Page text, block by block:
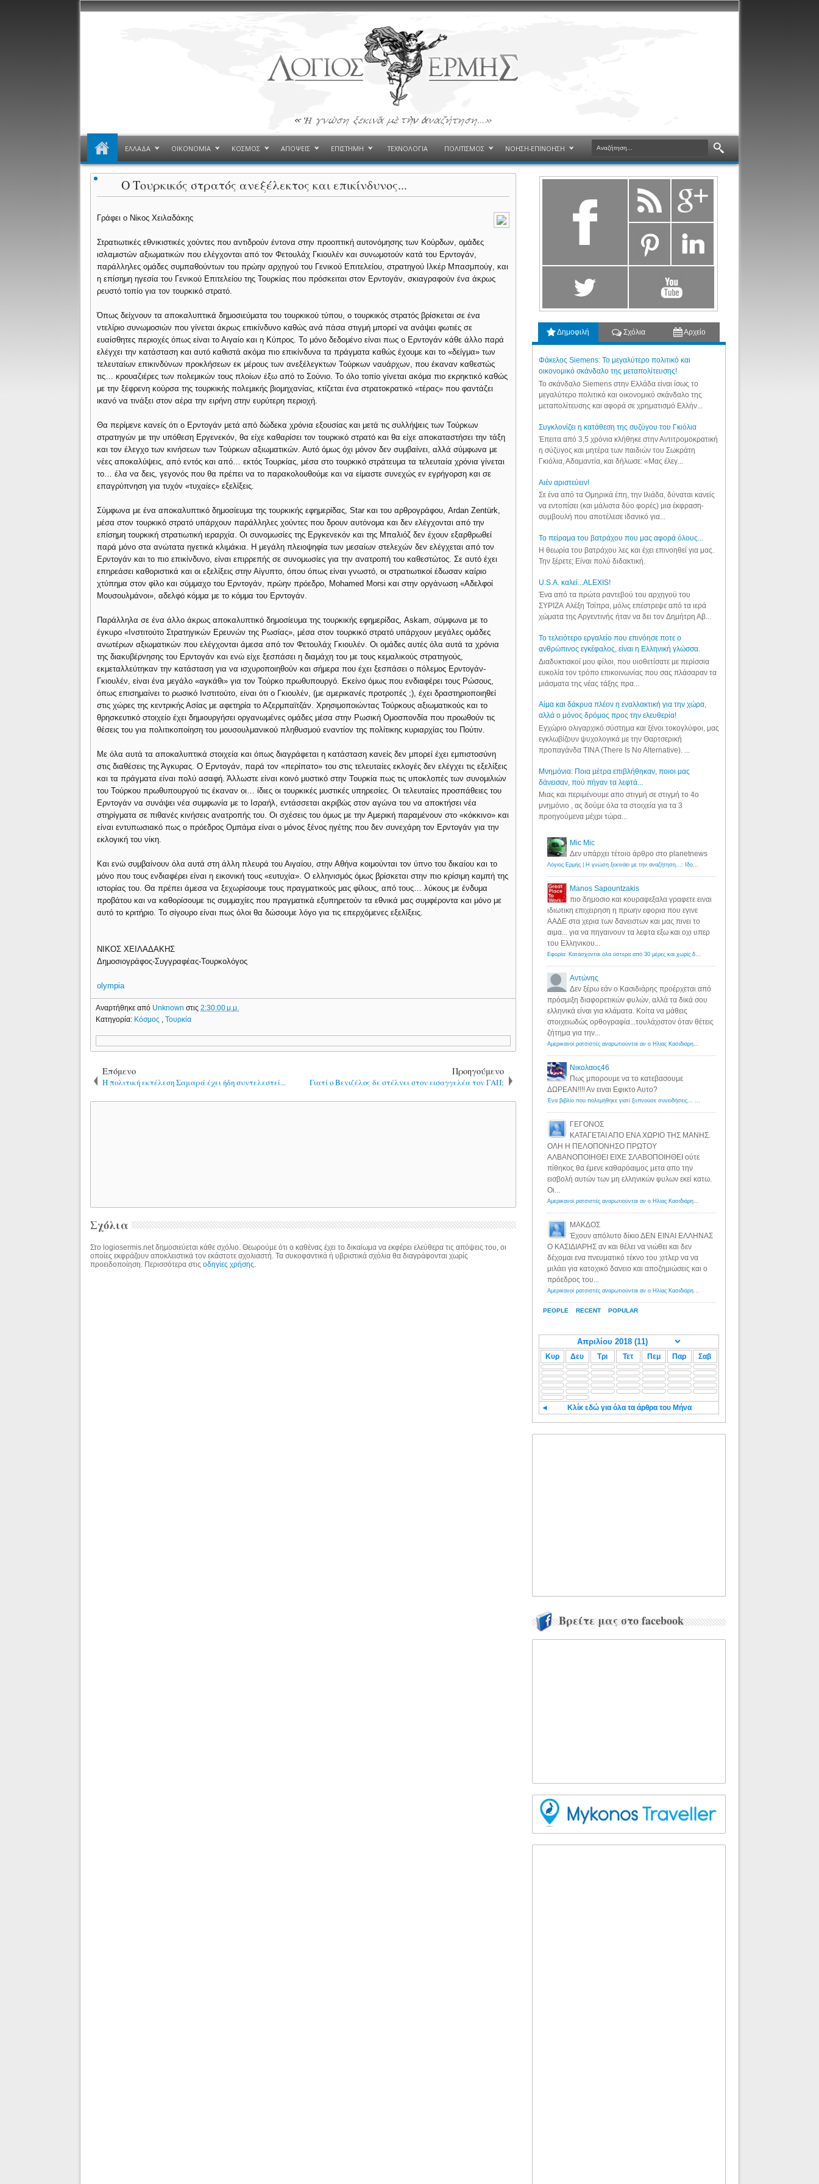
ΕΛΛΑΔΑ ΟΙΚΟΝΟΜΙΑ ΚΟΣΜΟΣ ΑΠΟΨΕΙΣ ΕΠΙΣΤΗΜΗ ΤΕΧΝΟΛΟΓΙΑ ΠΟΛΙΤΙΣΜΟΣ ΝΟΗΣΗ-ΕΠΙΝΟΗΣΗ
Ο Τουρκικός στρατός ανεξέλεκτος και επικίνδυνος...
Γράφει ο Νίκος Χειλαδάκης
Στρατιωτικές εθνικιστικές χούντες που αντιδρούν έντονα στην προοπτική αυτονόμησης των Κούρδων, ομάδες
ισλαμιστών αξιωματικών που ελέγχονται από τον Φετουλάχ Γκιουλέν και συνωμοτούν κατά του Ερντογάν,
παράλληλες ομάδες συμπαθούντων του πρώην αρχηγού του Γενικού Επιτελείου, στρατηγού Ιλκέρ Μπασμπούγ, και
η επίσημη ηγεσία του Γενικού Επιτελείου της Τουρκίας που πρόσκειται στον Ερντογάν, σκιαγραφούν ένα άκρως
ρευστό τοπίο για τον τουρκικό στρατό.
Όπως δείχνουν τα αποκαλυπτικά δημοσιεύματα του τουρκικού τύπου, ο τουρκικός στρατός βρίσκεται σε ένα
ντελίριο συνωμοσιών που γίνεται άκρως επικίνδυνο καθώς ανά πάσα στιγμή μπορεί να ανάψει φωτιές σε
ευαίσθητες περιοχές όπως είναι το Αιγαίο και η Κύπρος. Το μόνο δεδομένο είναι πως ο Ερντογάν κάθε άλλο παρά
ελέγχει την κατάσταση και αυτό καθιστά ακόμα πιο επικίνδυνα τα πράγματα καθώς έχουμε και το «δείγμα» των
τελευταίων επικινδύνων προκλήσεων εκ μέρους των ανεξέλεγκτων Τούρκων ναυάρχων, που έκαναν καθεστώς
τις… κρουαζιέρες των πολεμικών τους πλοίων έξω από το Σούνιο. Το όλο τοπίο γίνεται ακόμα πιο εκρηκτικό καθώς
με την ξέφρενη κούρσα της τουρκικής πολεμικής βιομηχανίας, κτίζεται ένα στρατοκρατικό «τέρας» που φαντάζει
ικανό να τινάξει στον αέρα την ειρήνη στην ευρύτερη περιοχή.
Θα περίμενε κανείς ότι ο Ερντογάν μετά από δώδεκα χρόνια εξουσίας και μετά τις συλλήψεις των Τούρκων
στρατηγών με την υπόθεση Εργενεκόν, θα είχε καθαρίσει τον τουρκικό στρατό και θα είχε αποκαταστήσει την τάξη
και τον έλεγχο των κινήσεων των Τούρκων αξιωματικών. Αυτό όμως όχι μόνον δεν συμβαίνει, αλλά σύμφωνα με
νέες αποκαλύψεις, από εντός και από… εκτός Τουρκίας, μέσα στο τουρκικό στράτευμα τα τελευταία χρόνια γίνεται
το… έλα να δεις, γεγονός που θα πρέπει να το παρακολουθούμε και να είμαστε συνεχώς εν εγρήγορση και σε
επαγρύπνηση για τυχόν «τυχαίες» εξελίξεις.
Σύμφωνα με ένα αποκαλυπτικό δημοσίευμα της τουρκικής εφημερίδας, Star και του αρθρογράφου, Ardan Zentürk,
μέσα στον τουρκικό στρατό υπάρχουν παράλληλες χούντες που δρουν αυτόνομα και δεν ελέγχονται από την
επίσημη τουρκική στρατιωτική ιεραρχία. Οι συνομωσίες της Εργκενεκόν και της Μπαλιόζ δεν έχουν εξαρθρωθεί
παρά μόνο στα ανώτατα ηγετικά κλιμάκια. Η μεγάλη πλειοψηφία των μεσαίων στελεχών δεν ελέγχεται από τον
Ερντογάν και το πιο επικίνδυνο, είναι επιρρεπής σε συνομωσίες για την ανατροπή του καθεστώτος. Σε αυτό έχει
επηρεάσει καθοριστικά και οι εξελίξεις στην Αίγυπτο, όπου όπως είναι γνωστό, οι στρατιωτικοί έδωσαν καίριο
χτύπημα στον φίλο και σύμμαχο του Ερντογάν, πρώην πρόεδρο, Mohamed Morsi και στην οργάνωση «Αδελφοί
Μουσουλμάνοι», αδελφό κόμμα με το κόμμα του Ερντογάν.
Παράλληλα σε ένα άλλο άκρως αποκαλυπτικό δημοσίευμα της τουρκικής εφημερίδας, Askam, σύμφωνα με το
έγκυρο «Ινστιτούτο Στρατηγικών Ερευνών της Ρωσίας», μέσα στον τουρκικό στρατό υπάρχουν μεγάλες ομάδες
ανωτέρων αξιωματικών που ελέγχονται άμεσα από τον Φετουλάχ Γκιουλέν. Οι ομάδες αυτές όλα αυτά τα χρόνια
της διακυβέρνησης του Ερντογάν και ενώ είχε ξεσπάσει η διαμάχη του με τους κεμαλικούς στρατηγούς,
εκμεταλλεύτηκαν την κατάσταση για να ισχυροποιηθούν και σήμερα που έχει ξεσπάσει ο πόλεμος Ερντογάν-
Γκιουλέν, είναι ένα μεγάλο «αγκάθι» για τον Τούρκο πρωθυπουργό. Εκείνο όμως που ενδιαφέρει τους Ρώσους,
όπως επισημαίνει το ρωσικό Ινστιτούτο, είναι ότι ο Γκιουλέν, (με αμερικανές προτροπές ;), έχει δραστηριοποιηθεί
στις χώρες της κεντρικής Ασίας με αφετηρία το Αζερμπαϊτζάν. Χρησιμοποιώντας Τούρκους αξιωματικούς και το
θρησκευτικό στοιχείο έχει δημιουργήσει οργανωμένες ομάδες μέσα στην Ρωσική Ομοσπονδία που προωθούν τις
θέσεις του για πολιτικοποίηση του μουσουλμανικού πληθυσμού εναντίον της πολίτικης κυριαρχίας του Πούτιν.
Με όλα αυτά τα αποκαλυπτικά στοιχεία και όπως διαγράφεται η κατάσταση κανείς δεν μπορεί έχει εμπιστοσύνη
στις διαθέσεις της Άγκυρας. Ο Ερντογάν, παρά τον «περίπατο» του στις τελευταίες εκλογές δεν ελέγχει τις εξελίξεις
και τα πράγματα είναι πολύ ασαφή. Άλλωστε είναι κοινό μυστικό στην Τουρκία πως τις υποκλοπές των συνομιλιών
του Τούρκου πρωθυπουργού τις έκαναν οι… ίδιες οι τουρκικές μυστικές υπηρεσίες. Οι τελευταίες προσπάθειες του
Ερντογάν να συνάψει νέα συμφωνία με το Ισραήλ, εντάσσεται ακριβώς στον αγώνα του να αποκτήσει νέα
στηρίγματα σε πιθανές κινήσεις ανατροπής του. Οι σχέσεις του όμως με την Αμερική παραμένουν στο «κόκκινο» και
είναι εντυπωσιακό πως ο πρόεδρος Ομπάμα είναι ο μόνος ξένος ηγέτης που δεν συνεχάρη τον Ερντογάν για την
εκλογική του νίκη.
Και ενώ συμβαίνουν όλα αυτά στη άλλη πλευρά του Αιγαίου, στην Αθήνα κοιμούνται τον ύπνο του δικαίου και το
μόνο που τους ενδιαφέρει είναι η εικονική τους «ευτυχία». Ο ελληνισμός όμως βρίσκεται στην πιο κρίσιμη καμπή της
ιστορίας του. Θα πρέπει άμεσα να ξεχωρίσουμε τους πραγματικούς μας φίλους, από τους… λύκους με ένδυμα
προβάτου και να καθορίσουμε τις συμμαχίες που πραγματικά εξυπηρετούν τα εθνικά μας συμφέροντα και μόνο με
αυτό το κριτήριο. Το σίγουρο είναι πως όλοι θα δώσουμε λόγο για τις επερχόμενες εξελίξεις.
ΝΙΚΟΣ ΧΕΙΛΑΔΑΚΗΣ
Δημοσιογράφος-Συγγραφέας-Τουρκολόγος
olympia
Αναρτήθηκε από Unknownστις2:30:00 μ.μ.
Κατηγορία: Κόσμος ,Τουρκία
Επόμενο
Η πολιτική εκτέλεση Σαμαρά έχει ήδη συντελεστεί...
Προηγούμενο
Γιατί ο Βενιζέλος δε στέλνει στον εισαγγελέα τον ΓΑΠ;
Σχόλια
Στο logiosermis.net δημοσιεύεται κάθε σχόλιο. Θεωρούμε ότι ο καθένας έχει το δικαίωμα να εκφέρει ελεύθερα τις απόψεις του, οι
οποίες εκφράζουν αποκλειστικά τον εκάστοτε σχολιαστή. Τα συκοφαντικά ή υβριστικά σχόλια θα διαγράφονται χωρίς
προειδοποίηση. Περισσότερα στιςοδηγίες χρήσης
Δημοφιλή Σχόλια Αρχείο
Φάκελος Siemens: Το μεγαλύτερο πολιτικό και
οικονομικό σκάνδαλο της μεταπολίτευσης!
Το σκάνδαλο Siemens στην Ελλάδα είναι ίσως το
μεγαλύτερο πολιτικό και οικονομικό σκάνδαλο της
μεταπολίτευσης και αφορά σε χρηματισμό Ελλήν...
Συγκλονίζει η κατάθεση της συζύγου του Γκιόλια
Έπειτα από 3,5 χρόνια κλήθηκε στην Αντιτρομοκρατική
η σύζυγος και μητέρα των παιδιών του Σωκράτη
Γκιόλια, Αδαμαντία, και δήλωσε: «Μας έλεγ...
Aιέν αριστεύειν!
Σε ένα από τα Ομηρικά έπη, την Ιλιάδα, δύναται κανείς
να εντοπίσει (και μάλιστα δύο φορές) μια έκφραση-
συμβουλή που αποτέλεσε ιδανικό για...
Το πείραμα του βατράχου που μας αφορά όλους...
Η θεωρία του βατράχου λες και έχει επινοηθεί για μας.
Την ξέρετε; Είναι πολύ διδακτική.
U.S.A. καλεί...ALEXIS!
Ένα από τα πρώτα ραντεβού του αρχηγού του
ΣΥΡΙΖΑ Αλέξη Τσίπρα, μόλις επέστρεψε από τα ιερά
χώματα της Αργεντινής ήταν να δει τον Δημήτρη Αβ...
Το τελειότερο εργαλείο που επινόησε ποτε ο
ανθρώπινος εγκέφαλος, είναι η Ελληνική γλώσσα.
Διαδυκτιακοί μου φίλοι, που υιοθετίσατε με περίσσια
ευκολία τον τρόπο επικοινωνίας που σας πλάσαραν τα
μιάσματα της νέας τάξης πρα...
Αίμα και δάκρυα πλέον η εναλλακτική για την χώρα,
αλλά ο μόνος δρόμος προς την ελευθερία!
Εγχώριο ολιγαρχικό σύστημα και ξένοι τοκογλύφοι, μας
εγκλωβίζουν ψυχολογικά με την Θαρτσερική
προπαγάνδα TINA (There Is No Alternative). ...
Μνημόνια: Ποια μέτρα επιβλήθηκαν, ποιοι μας
δάνεισαν, πού πήγαν τα λεφτά...
Μιας και περιμένουμε απο στιγμή σε στιγμή το 4ο
μνημόνιο , ας δούμε όλα τα στοιχεία για τα 3
προηγούμενα μέχρι τώρα...
PEOPLE RECENT POPULAR
Mic Mic
Δεν υπάρχει τέτοιο άρθρο στο planetnews
Λόγιος Ερμής | Η γνώση ξεκινάει με την αναζήτηση...: Ιδού οι 18 που χρωστούν 11 δις ευρώ!
Manos Sapountzakis
πιο δημοσιο και κουραφεξαλα γραφετε ειναι
ιδιωτικη επιχειρηση η πρωην εφορια που εγινε
ΑΑΔΕ στα χερια των δανειστων και μας πινει το
αιμα... για να πηγαινουν τα λεφτα εξω και οχι υπερ
του Ελληνικου...
Εφορία: Κατάσχονται όλα ύστερα από 30 μέρες και χωρίς δικαστικές αποφάσεις - Λόγιος Ερμής
Αντώνης
Δεν ξέρω εάν ο Κασιδιάρης προέρχεται από
πρόσμιξη διαφορετικών φυλών, αλλά τα δικά σου
ελληνικά είναι για κλάματα. Κοίτα να μάθεις
στοιχειωδώς ορθογραφία...τουλάχιστον όταν θέτεις
ζήτημα για την...
Αμερικανοί ρατσιστές αναρωτιούνται αν ο Ηλίας Κασιδιάρης ανήκει στη λευκή φυλή... - Λόγιος Ερμής
Νικολαος46
Πως μπορουμε να το κατεβασουμε
ΔΩΡΕΑΝ!!!! Αν ειναι Εφικτο Αυτο?
Ένα βιβλίο που πολεμήθηκε γιατί ξυπνούσε συνειδήσεις... - Λόγιος Ερμής | Η γνώση ξεκινάει με την αναζήτηση...
ΓΕΓΟΝΟΣ
ΚΑΤΑΓΕΤΑΙ ΑΠΟ ΕΝΑ ΧΩΡΙΟ ΤΗΣ ΜΑΝΗΣ.
ΟΛΗ Η ΠΕΛΟΠΟΝΗΣΟ ΠΡΩΤΟΥ
ΑΛΒΑΝΟΠΟΙΗΘΕΙ ΕΙΧΕ ΣΛΑΒΟΠΟΙΗΘΕΙ ούτε
πίθηκος θα έμενε καθαρόαιμος μετα απο την
εισβολή αυτών των μη ελληνικών φυλων εκεί κατω.
Οι...
Αμερικανοί ρατσιστές αναρωτιούνται αν ο Ηλίας Κασιδιάρης ανήκει στη λευκή φυλή... - Λόγιος Ερμής
ΜΑΚΔΟΣ
Έχουν απόλυτο δίκιο ΔΕΝ ΕΙΝΑΙ ΕΛΛΗΝΑΣ
Ο ΚΑΣΙΔΙΑΡΗΣ αν και θέλει να νιώθει και δεν
δέχομαι ενα πνευματικό τέκνο του χιτλερ να να
μιλάει για κατοχικό δανειο και αποζημιώσεις και ο
πρόεδρος του...
Αμερικανοί ρατσιστές αναρωτιούνται αν ο Ηλίας Κασιδιάρης ανήκει στη λευκή φυλή... - Λόγιος Ερμής
Κυρ Δευ Τρι Τετ Πεμ Παρ Σαβ
◄ Κλίκ εδώ για όλα τα άρθρα του Μήνα
Βρείτε μας στο facebook